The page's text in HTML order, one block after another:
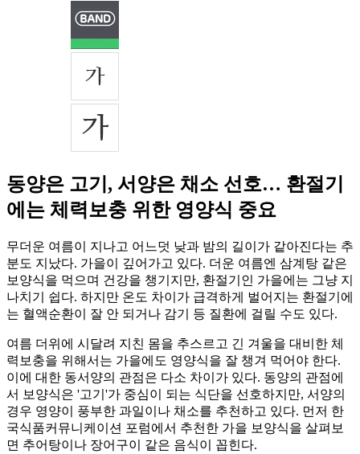
동양은 고기, 서양은 채소 선호… 환절기
에는 체력보충 위한 영양식 중요
무더운 여름이 지나고 어느덧 낮과 밤의 길이가 같아진다는 추
분도 지났다. 가을이 깊어가고 있다. 더운 여름엔 삼계탕 같은
보양식을 먹으며 건강을 챙기지만, 환절기인 가을에는 그냥 지
나치기 쉽다. 하지만 온도 차이가 급격하게 벌어지는 환절기에
는 혈액순환이 잘 안 되거나 감기 등 질환에 걸릴 수도 있다.
여름 더위에 시달려 지친 몸을 추스르고 긴 겨울을 대비한 체
력보충을 위해서는 가을에도 영양식을 잘 챙겨 먹어야 한다.
이에 대한 동서양의 관점은 다소 차이가 있다. 동양의 관점에
서 보양식은 '고기'가 중심이 되는 식단을 선호하지만, 서양의
경우 영양이 풍부한 과일이나 채소를 추천하고 있다. 먼저 한
국식품커뮤니케이션 포럼에서 추천한 가을 보양식을 살펴보
면 추어탕이나 장어구이 같은 음식이 꼽힌다.